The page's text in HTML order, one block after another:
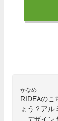
かなめ
RIDEAのこ
ょう？アル
。デザイン